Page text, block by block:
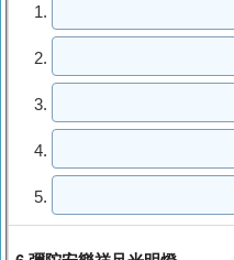
1.
2.
3.
4.
5.